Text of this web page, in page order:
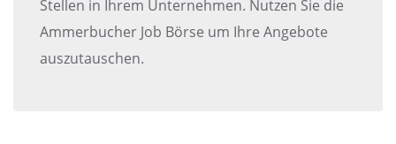
Stellen in Ihrem Unternehmen. Nutzen Sie die
Ammerbucher Job Börse um Ihre Angebote
auszutauschen.